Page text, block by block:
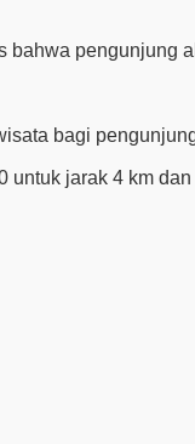
bahwa pengunjung
bagi
jarak 4 km